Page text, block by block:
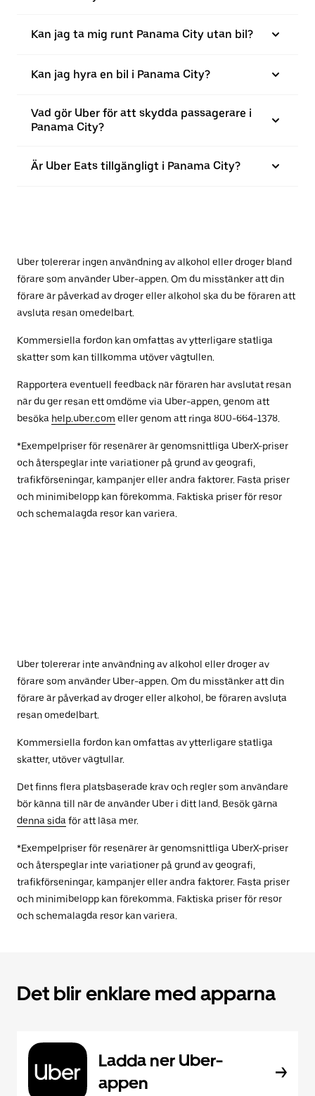
Kan jag ta mig runt Panama City utan bil?
Kan jag hyra en bil i Panama City?
Vad gör Uber för att skydda passagerare i
Panama City?
Är Uber Eats tillgängligt i Panama City?
Uber tolererar ingen användning av alkohol eller droger bland
förare som använder Uber-appen. Om du misstänker att din
förare är påverkad av droger eller alkohol ska du be föraren att
avsluta resan omedelbart.
Kommersiella fordon kan omfattas av ytterligare statliga
skatter som kan tillkomma utöver vägtullen.
Rapportera eventuell feedback när föraren har avslutat resan
när du ger resan ett omdöme via Uber-appen, genom att
besöka help.uber.com eller genom att ringa 800-664-1378.
*Exempelpriser för resenärer är genomsnittliga UberX-priser
och återspeglar inte variationer på grund av geografi,
trafikförseningar, kampanjer eller andra faktorer. Fasta priser
och minimibelopp kan förekomma. Faktiska priser för resor
och schemalagda resor kan variera.
Uber tolererar inte användning av alkohol eller droger av
förare som använder Uber-appen. Om du misstänker att din
förare är påverkad av droger eller alkohol, be föraren avsluta
resan omedelbart.
Kommersiella fordon kan omfattas av ytterligare statliga
skatter, utöver vägtullar.
Det finns flera platsbaserade krav och regler som användare
bör känna till när de använder Uber i ditt land. Besök gärna
denna sidaför att läsa mer.
*Exempelpriser för resenärer är genomsnittliga UberX-priser
och återspeglar inte variationer på grund av geografi,
trafikförseningar, kampanjer eller andra faktorer. Fasta priser
och minimibelopp kan förekomma. Faktiska priser för resor
och schemalagda resor kan variera.
Det blir enklare med apparna
Ladda ner Uber-
appen